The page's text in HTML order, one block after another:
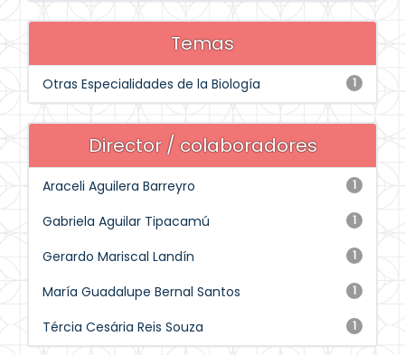
Temas
1
Otras Especialidades de la Biología
Director / colaboradores
1
Araceli Aguilera Barreyro
1
Gabriela Aguilar Tipacamú
1
Gerardo Mariscal Landín
1
María Guadalupe Bernal Santos
1
Tércia Cesária Reis Souza